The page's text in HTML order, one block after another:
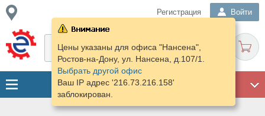
Регистрация Войти
Цены указаны для офиса "Нансена",
Ростов-на-Дону, ул. Нансена, д.107/1.
Выбрать другой офис
Ваш IP адрес '216.73.216.158'
заблокирован.